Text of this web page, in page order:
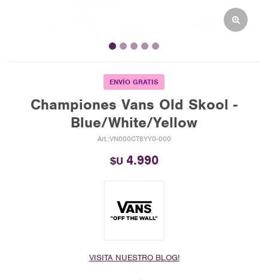
ENVÍO GRATIS
Championes Vans Old Skool -
Blue/White/Yellow
VN000CT8YY0-000
$U 4.990
VISITA NUESTRO BLOG!